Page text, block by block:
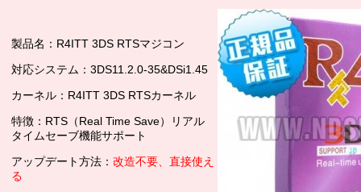
製品名：R4ITT 3DS RTSマジコン
対応システム：3DS11.2.0-35&DSi1.45
カーネル：R4ITT 3DS RTSカーネル
特徴：RTS（Real Time Save）リアル
タイムセーブ機能サポート
アップデート方法：改造不要、直接使え
る